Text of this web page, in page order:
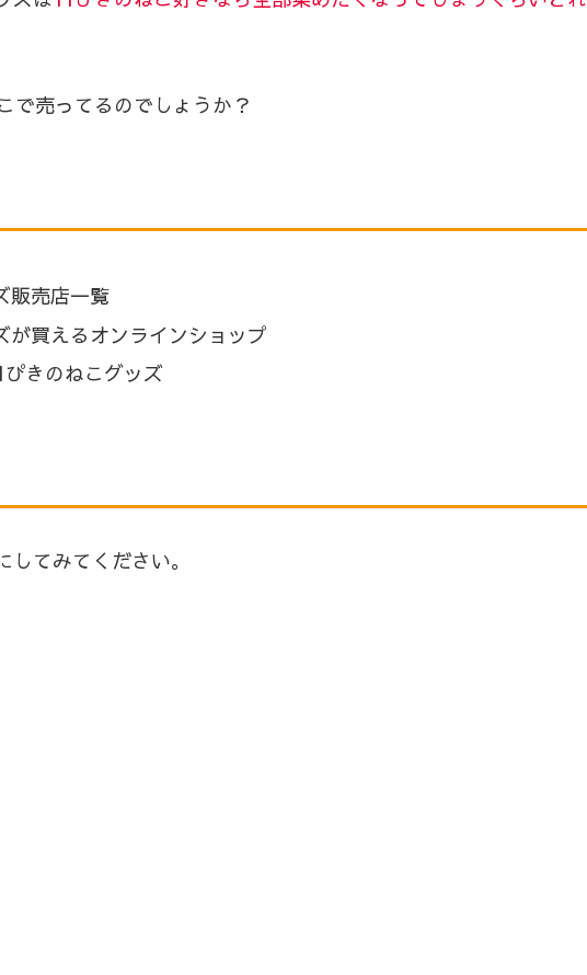
で売ってるのでしょうか？
販売店一覧
が買えるオンラインショップ
きのねこグッズ
てみてください。